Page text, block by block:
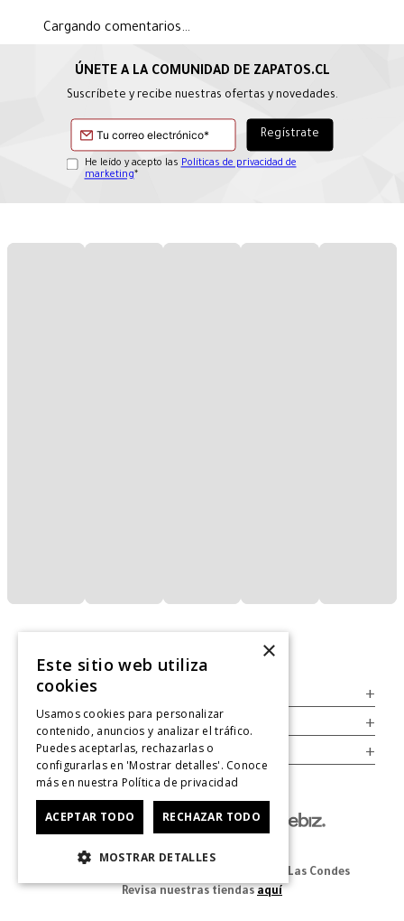
Cargando comentarios…
Suscríbete y recibe nuestras ofertas y novedades.
He leído y acepto lasPolíticas de privacidad de
marketing*
Servicio al Consumidor +
Legal +
Cuenta +
Dirección Oficina: Av. Las Condes #11281 - Las Condes
Revisa nuestras tiendas aquí
×
Este sitio web utiliza
cookies
Usamos cookies para personalizar
contenido, anuncios y analizar el tráfico.
Puedes aceptarlas, rechazarlas o
configurarlas en 'Mostrar detalles'. Conoce
más en nuestra Política de privacidad
ACEPTAR TODO RECHAZAR TODO
MOSTRAR DETALLES